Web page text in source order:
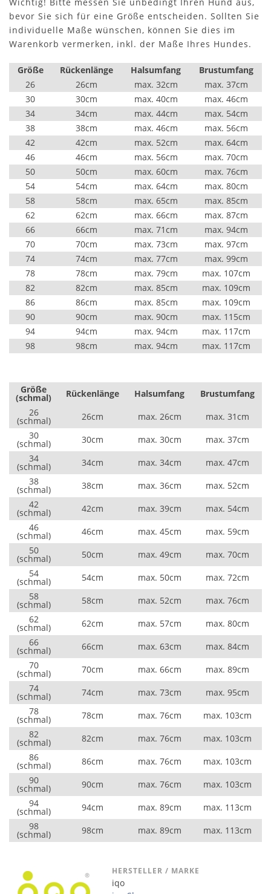
bevor Sie sich für eine Größe entscheiden. Sollten Sie
individuelle Maße wünschen, können Sie dies im
Warenkorb vermerken, inkl. der Maße Ihres Hundes.
Größe Rückenlänge Halsumfang
Brustumfang
26
26cm max. 32cm
max. 37cm
30
30cm max. 40cm
max. 46cm
34
34cm max. 44cm
max. 54cm
38
38cm max. 46cm
max. 56cm
42
42cm max. 52cm
max. 64cm
46
46cm max. 56cm
max. 70cm
50
50cm max. 60cm
max. 76cm
54
54cm max. 64cm
max. 80cm
58
58cm max. 65cm
max. 85cm
62
62cm max. 66cm
max. 87cm
66
66cm max. 71cm
max. 94cm
70
70cm max. 73cm
max. 97cm
74
74cm max. 77cm
max. 99cm
78
78cm max. 79cm
max. 107cm
82
82cm max. 85cm
max. 109cm
86
86cm max. 85cm
max. 109cm
90
90cm max. 90cm
max. 115cm
94
94cm max. 94cm
max. 117cm
98
98cm max. 94cm max. 117cm
Größe
(schmal) Rückenlänge Halsumfang
Brustumfang
26
(schmal) 26cm max. 26cm
max. 31cm
30
(schmal) 30cm max. 30cm
max. 37cm
34
(schmal) 34cm max. 34cm
max. 47cm
38
(schmal) 38cm max. 36cm
max. 52cm
42
(schmal) 42cm max. 39cm
max. 54cm
46
(schmal) 46cm max. 45cm
max. 59cm
50
(schmal) 50cm max. 49cm
max. 70cm
54
(schmal) 54cm max. 50cm
max. 72cm
58
(schmal) 58cm max. 52cm
max. 76cm
62
(schmal) 62cm max. 57cm
max. 80cm
66
(schmal) 66cm max. 63cm
max. 84cm
70
(schmal) 70cm max. 66cm
max. 89cm
74
(schmal) 74cm max. 73cm
max. 95cm
78
(schmal) 78cm max. 76cm
max. 103cm
82
(schmal) 82cm max. 76cm
max. 103cm
86
(schmal) 86cm max. 76cm
max. 103cm
90
(schmal) 90cm max. 76cm
max. 103cm
94
(schmal) 94cm max. 89cm
max. 113cm
98
(schmal) 98cm max. 89cm max. 113cm
HERSTELLER / MARKE
iqo